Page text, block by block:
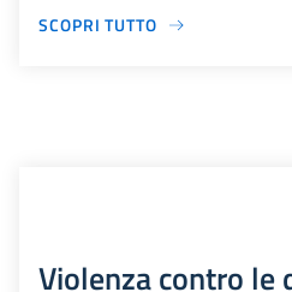
SCOPRI TUTTO
Violenza contro le